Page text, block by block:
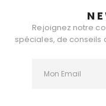
Rejoignez notre
spéciales, de conseils